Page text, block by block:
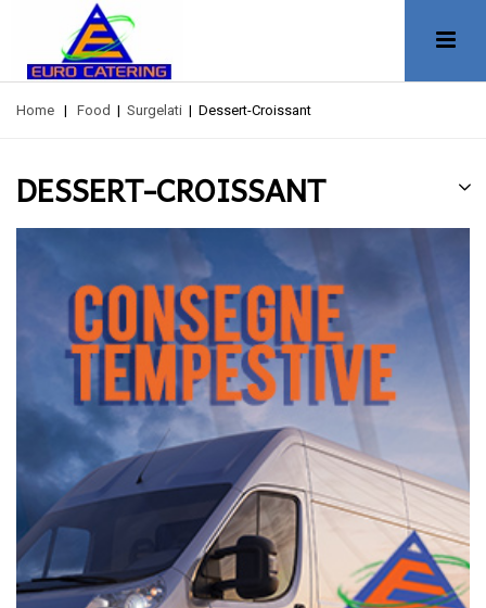
Home | Food | Surgelati | Dessert-Croissant
DESSERT-CROISSANT